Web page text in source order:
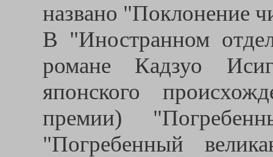
названо "Поклонение
В "Иностранном
романе Кадзуо
японского
премии)
"Погребенный